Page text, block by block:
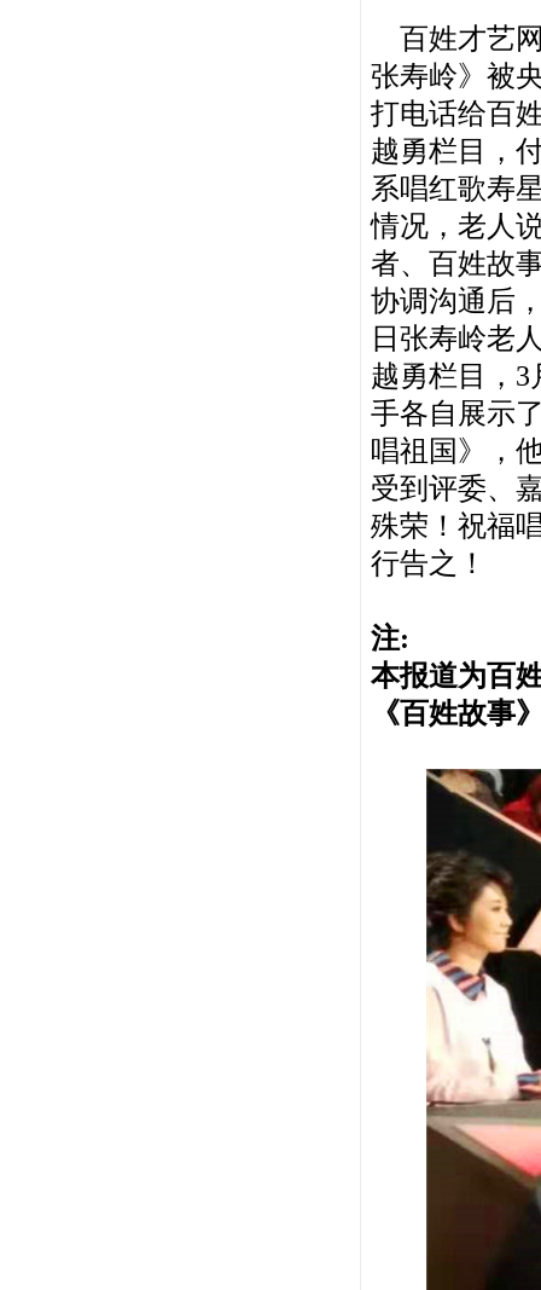
百姓才艺
张寿岭》被
打电话给百
越勇栏目，
系唱红歌寿
情况，老人
者、百姓故
协调沟通后
日张寿岭老
越勇栏目，
手各自展示
唱祖国》，
受到评委、
殊荣！祝福
行告之！
注:
本报道为百
《百姓故事